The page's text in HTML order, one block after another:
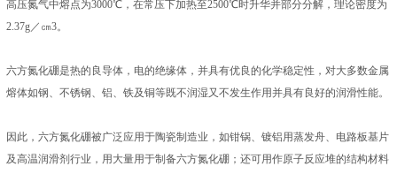
高压氮气中熔点为3000℃，在常压下加热至2500℃时升华并部分分解，理论密度为
2.37g／㎝3。
六方氮化硼是热的良导体，电的绝缘体，并具有优良的化学稳定性，对大多数金属
熔体如钢、不锈钢、铝、铁及铜等既不润湿又不发生作用并具有良好的润滑性能。
因此，六方氮化硼被广泛应用于陶瓷制造业，如钳锅、镀铝用蒸发舟、电路板基片
及高温润滑剂行业，用大量用于制备六方氮化硼；还可用作原子反应堆的结构材料